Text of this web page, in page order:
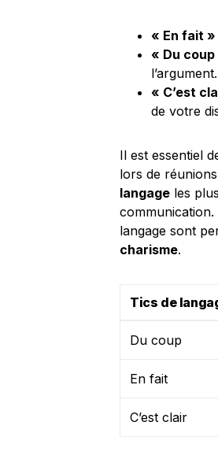
« En fait »
« Du coup
l’argument.
« C’est
de votre
Il est essentiel
lors de
langage les
langage sont
charisme.
Tics de
Du coup
En fait
C’est clair